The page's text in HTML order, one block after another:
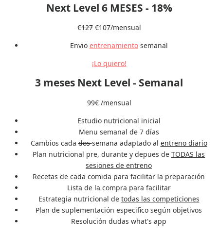
Next Level 6 MESES - 18%
€127 €107/mensual
Envio entrenamientosemanal
¡Lo quiero!
3 meses Next Level - Semanal
99€ /mensual
Estudio nutricional inicial
Menu semanal de 7 días
Cambios cadadossemana adaptado al entreno diario
Plan nutricional pre, durante y depues de TODAS las
sesiones de entreno
Recetas de cada comida para facilitar la preparación
Lista de la compra para facilitar
Estrategia nutricional de todas las competiciones
Plan de suplementación especifico según objetivos
Resolución dudas what's app